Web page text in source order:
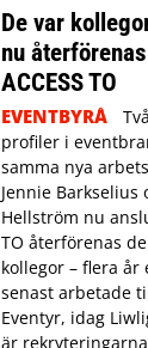
De var
nu
ACCESS TO
EVENTBYRÅ
profiler i
samma nya
Jennie Barkselius
Hellström nu
TO återförenas
kollegor – flera år
senast arbetade
Eventyr, idag
är